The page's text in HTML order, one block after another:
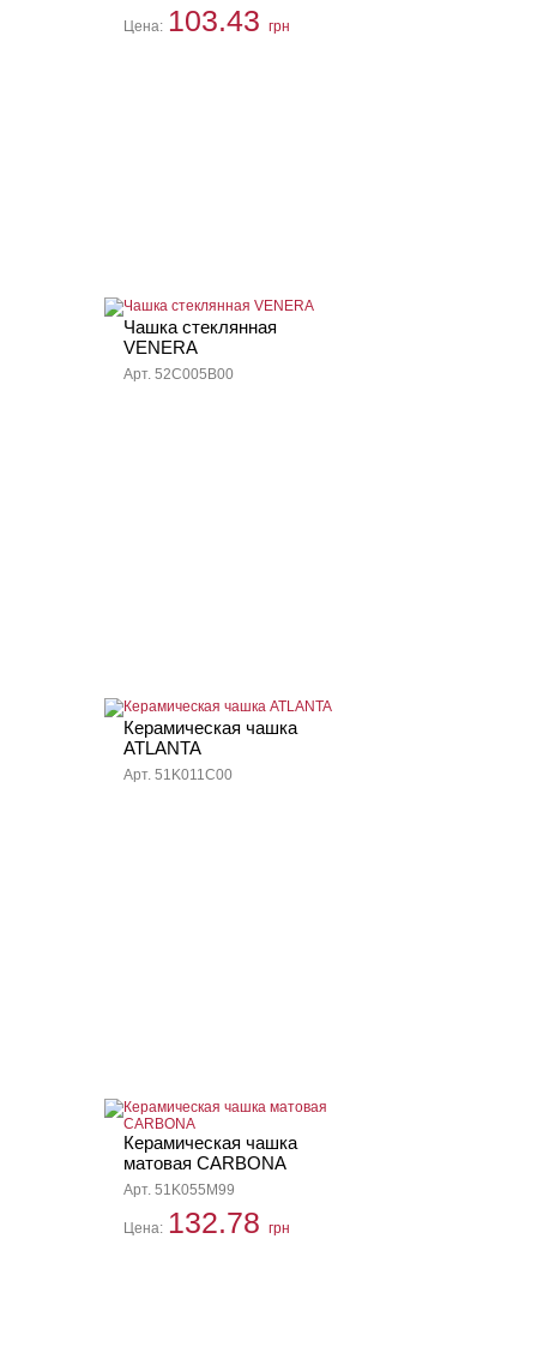
Цена: 103.43 грн
Чашка стеклянная
VENERA
Арт. 52C005B00
Керамическая чашка
ATLANTA
Арт. 51K011C00
Керамическая чашка
матовая CARBONA
Арт. 51K055M99
Цена: 132.78 грн